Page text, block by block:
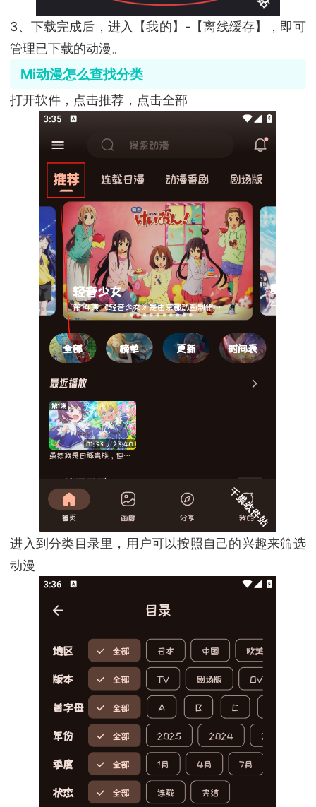
3、下载完成后，进入【我的】-【离线缓存】，即可
管理已下载的动漫。
Mi动漫怎么查找分类
打开软件，点击推荐，点击全部
进入到分类目录里，用户可以按照自己的兴趣来筛选
动漫